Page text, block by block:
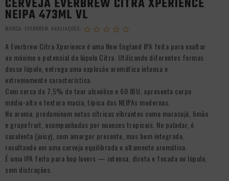
CERVEJA EVERBREW CITRA XPERIENCE
NEIPA 473ML VL
MARCA: EVERBREW
A Everbrew Citra Xperience é uma New England IPA feita para exaltar
ao máximo o potencial do lúpulo Citra. Utilizando diferentes formas
desse lúpulo, entrega uma explosão aromática intensa e
extremamente característica.
Com cerca de 7,5% de teor alcoólico e 60 IBU, apresenta corpo
médio-alto e textura macia, típica das NEIPAs modernas.
No aroma, predominam notas cítricas vibrantes como maracujá, limão
e grapefruit, acompanhadas por nuances tropicais. No paladar, é
suculenta (juicy), com amargor presente, mas bem integrado,
resultando em uma cerveja equilibrada e altamente aromática.
É uma IPA feita para hop lovers — intensa, direta e focada no lúpulo,
sem distrações.